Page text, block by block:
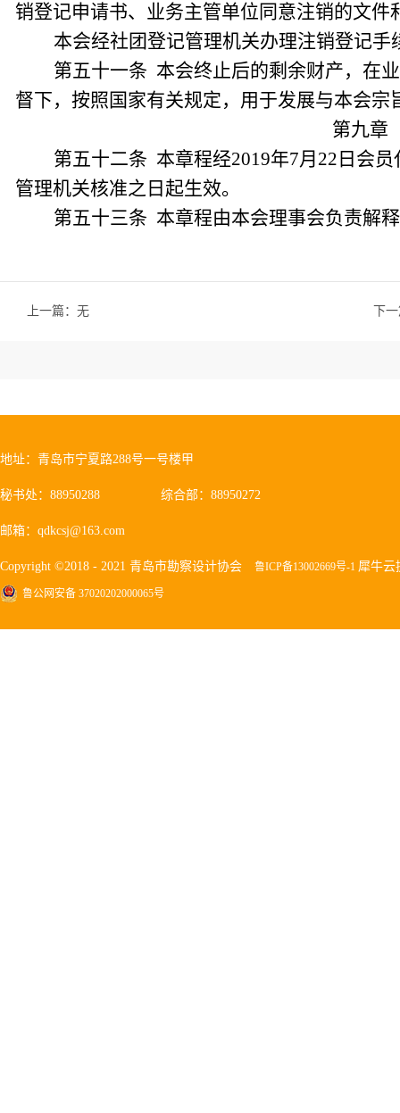
销登记申请书、业务主管单位同意注销的文
本会经社团登记管理机关办理注销登记手
第五十一条 本会终止后的剩余财产，在
督下，按照国家有关规定，用于发展与本会宗
第九章
第五十二条 本章程经2019年7月22日会
管理机关核准之日起生效。
第五十三条 本章程由本会理事会负责解
上一篇：无 下
地址：青岛市宁夏路288号一号楼甲
秘书处：88950288 综合部：88950272
邮箱：qdkcsj@163.com
Copyright ©2018 - 2021 青岛市勘察设计协会 鲁ICP备13002669号-1 犀牛云
鲁公网安备 37020202000065号